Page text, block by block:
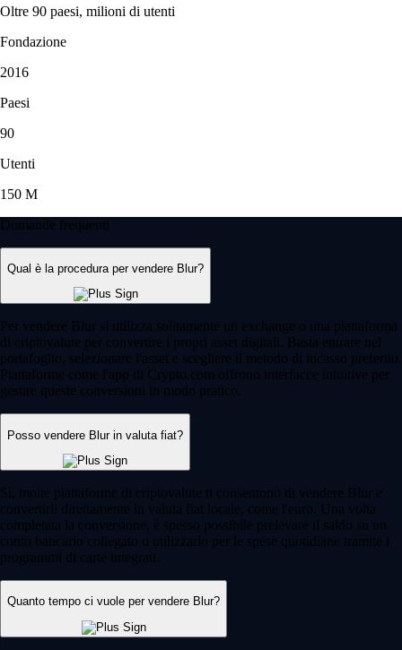
Oltre 90 paesi, milioni di utenti
Fondazione
2016
Paesi
90
Utenti
150 M
Domande frequenti
Qual è la procedura per vendere Blur?
Per vendere Blur si utilizza solitamente un exchange o una piattaforma
di criptovalute per convertire i propri asset digitali. Basta entrare nel
portafoglio, selezionare l'asset e scegliere il metodo di incasso preferito.
Piattaforme come l'app di Crypto.com offrono interfacce intuitive per
gestire queste conversioni in modo pratico.
Posso vendere Blur in valuta fiat?
Sì, molte piattaforme di criptovalute ti consentono di vendere Blur e
convertirli direttamente in valuta fiat locale, come l'euro. Una volta
completata la conversione, è spesso possibile prelevare il saldo su un
conto bancario collegato o utilizzarlo per le spese quotidiane tramite i
programmi di carte integrati.
Quanto tempo ci vuole per vendere Blur?